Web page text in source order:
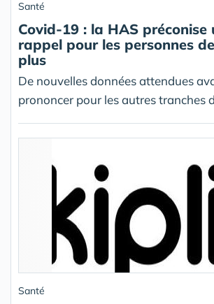
Santé
Covid-19 : la HAS préconise
rappel pour les personnes
plus
De nouvelles données attendues
prononcer pour les autres tranches
Santé